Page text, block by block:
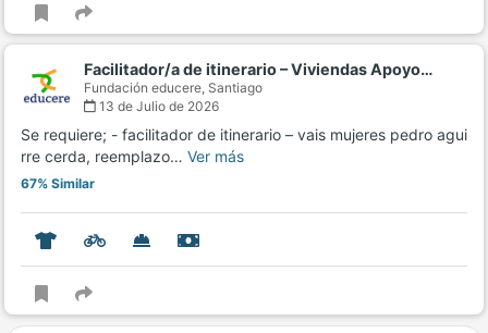
Facilitador/a de itinerario – Viviendas Apoyo…
Fundación educere, Santiago
13 de Julio de 2026
Se requiere; - facilitador de itinerario – vais mujeres pedro agui
rre cerda, reemplazo… Ver más
67% Similar